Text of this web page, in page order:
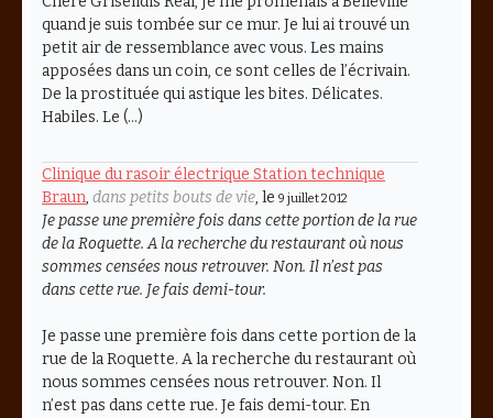
quand je suis tombée sur ce mur. Je lui ai trouvé un
petit air de ressemblance avec vous. Les mains
apposées dans un coin, ce sont celles de l’écrivain.
De la prostituée qui astique les bites. Délicates.
Habiles. Le (…)
Clinique du rasoir électrique Station technique
Braun, dans petits bouts de vie, le 9 juillet 2012
Je passe une première fois dans cette portion de la rue
de la Roquette. A la recherche du restaurant où nous
sommes censées nous retrouver. Non. Il n’est pas
dans cette rue. Je fais demi-tour.
Je passe une première fois dans cette portion de la
rue de la Roquette. A la recherche du restaurant où
nous sommes censées nous retrouver. Non. Il
n’est pas dans cette rue. Je fais demi-tour. En